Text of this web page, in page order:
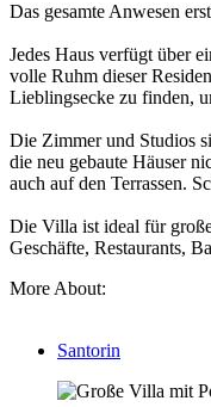
Das gesamte Anwesen
Jedes Haus verfügt über
volle Ruhm dieser
Lieblingsecke zu finden,
Die Zimmer und Studios
die neu gebaute Häuser
auch auf den Terrassen.
Die Villa ist ideal für
Geschäfte, Restaurants,
More About:
Santorin